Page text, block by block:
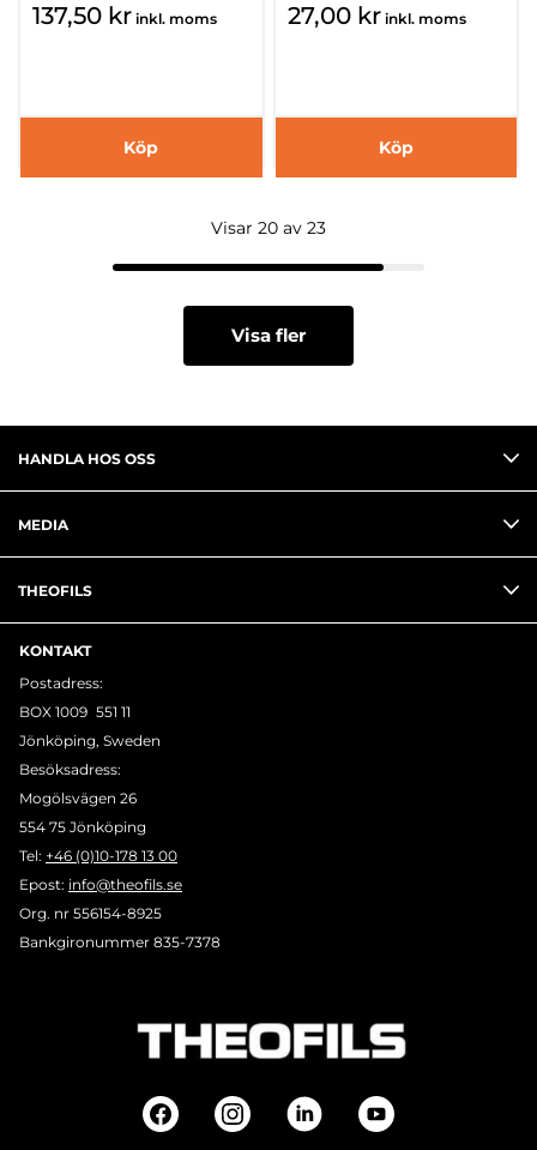
137,50 kr inkl. moms
Köp
27,00 kr inkl. moms
Köp
Visar 20 av 23
Visa fler
HANDLA HOS OSS
MEDIA
THEOFILS
KONTAKT
Postadress:
BOX 1009 551 11
Jönköping, Sweden
Besöksadress:
Mogölsvägen 26
554 75 Jönköping
Tel: +46 (0)10-178 13 00
Epost: info@theofils.se
Org. nr 556154-8925
Bankgironummer 835-7378